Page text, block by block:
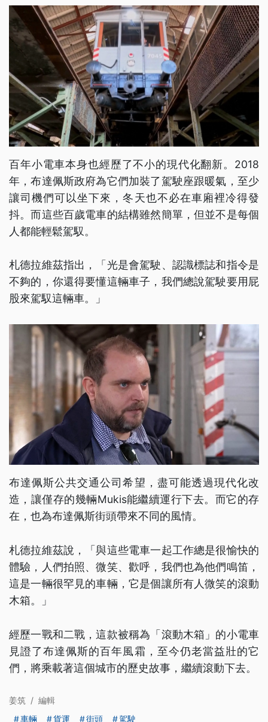
百年小電車本身也經歷了不小的現代化翻新。2018
年，布達佩斯政府為它們加裝了駕駛座跟暖氣，至少
讓司機們可以坐下來，冬天也不必在車廂裡冷得發
抖。而這些百歲電車的結構雖然簡單，但並不是每個
人都能輕鬆駕馭。
札德拉維茲指出，「光是會駕駛、認識標誌和指令是
不夠的，你還得要懂這輛車子，我們總說駕駛要用屁
股來駕馭這輛車。」
布達佩斯公共交通公司希望，盡可能透過現代化改
造，讓僅存的幾輛Mukis能繼續運行下去。而它的存
在，也為布達佩斯街頭帶來不同的風情。
札德拉維茲說，「與這些電車一起工作總是很愉快的
體驗，人們拍照、微笑、歡呼，我們也為他們鳴笛，
這是一輛很罕見的車輛，它是個讓所有人微笑的滾動
木箱。」
經歷一戰和二戰，這款被稱為「滾動木箱」的小電車
見證了布達佩斯的百年風霜，至今仍老當益壯的它
們，將乘載著這個城市的歷史故事，繼續滾動下去。
姜筑 / 編輯
車輛
貨運 街頭 駕駛